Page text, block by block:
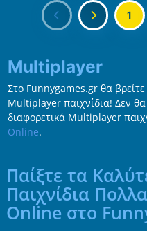
1
Multiplayer
Στο Funnygames.gr θα
Multiplayer παιχνίδια! Δεν θα
διαφορετικά Multiplayer
Online.
Παίξτε τα
Παιχνίδια
Online στο